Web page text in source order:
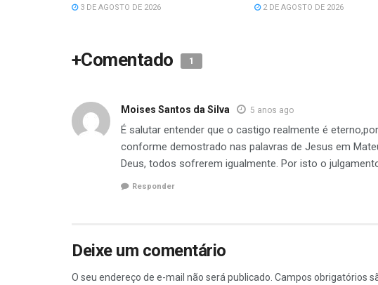
3 DE AGOSTO DE 2026 2 DE AGOSTO DE 2026
+Comentado 1
Moises Santos da Silva 5 anos ago
É salutar entender que o castigo realmente é
conforme demostrado nas palavras de Jesus em
Deus, todos sofrerem igualmente. Por isto o
Responder
Deixe um comentário
O seu endereço de e-mail não será publicado. Campos obrigatórios